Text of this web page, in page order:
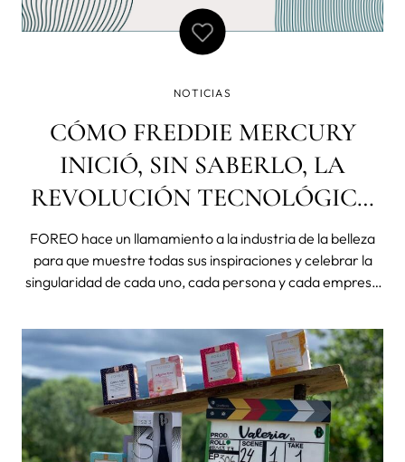
NOTICIAS
CÓMO FREDDIE MERCURY
INICIÓ, SIN SABERLO, LA
REVOLUCIÓN TECNOLÓGICA
DE LA BELLEZA
FOREO hace un llamamiento a la industria de la belleza
para que muestre todas sus inspiraciones y celebrar la
singularidad de cada uno, cada persona y cada empresa
por establecer estándares de belleza inalcanzables y por
decirnos cuál es la